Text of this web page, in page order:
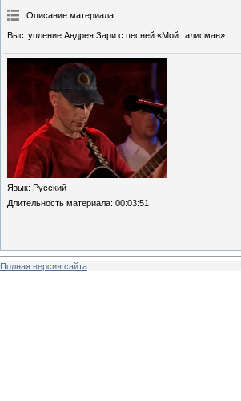
Описание материала:
Выступление Андрея Зари с песней «Мой талисман».
Язык: Русский
Длительность материала: 00:03:51
Полная версия сайта